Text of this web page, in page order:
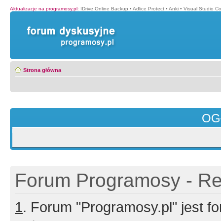
Aktualizacje na programosy.pl: IDrive Online Backup • Adlice Protect • Anki • Visual Studio
Strona główna
Forum Programosy -
1. Forum "Programosy.pl" jest